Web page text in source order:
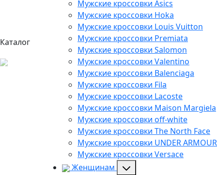
Каталог
Мужские кроссовки Asics
Мужские кроссовки Hoka
Мужские кроссовки Louis Vuitton
Мужские кроссовки Premiata
Мужские кроссовки Salomon
Мужские кроссовки Valentino
Мужские кроссовки Balenciaga
Мужские кроссовки Fila
Мужские кроссовки Lacoste
Мужские кроссовки Maison Margiela
Мужские кроссовки off-white
Мужские кроссовки The North Face
Мужские кроссовки UNDER ARMOUR
Мужские кроссовки Versace
Женщинам